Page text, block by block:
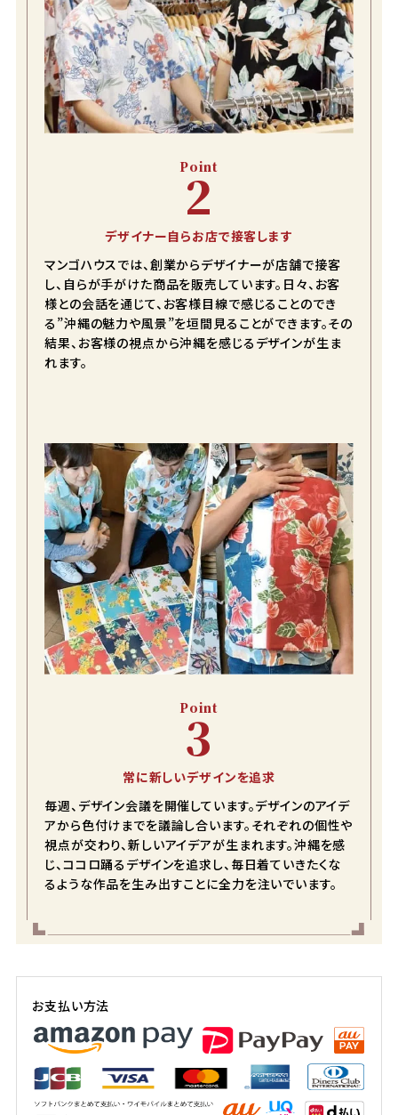
color size
アイボリー
S
在庫数2 カートに入れる
カートに入れる
S
在庫数 2 カートに入れる
M
Point
2
デザイナー自らお店で接客します
マンゴハウスでは、創業からデザイナーが店舗で接客
し、自らが手がけた商品を販売しています。日々、お客
様との会話を通じて、お客様目線で感じることのでき
る”沖縄の魅力や風景”を垣間見ることができます。その
結果、お客様の視点から沖縄を感じるデザインが生ま
れます。
Point
3
常に新しいデザインを追求
毎週、デザイン会議を開催しています。デザインのアイデ
アから色付けまでを議論し合います。それぞれの個性や
視点が交わり、新しいアイデアが生まれます。沖縄を感
じ、ココロ踊るデザインを追求し、毎日着ていきたくな
るような作品を生み出すことに全力を注いでいます。
お支払い方法